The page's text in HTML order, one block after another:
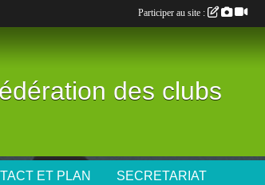
des clubs
ET PLAN SECRETARIAT
Participer au site :